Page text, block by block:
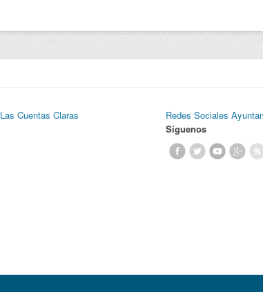
Las Cuentas Claras
Redes Sociales
Síguenos